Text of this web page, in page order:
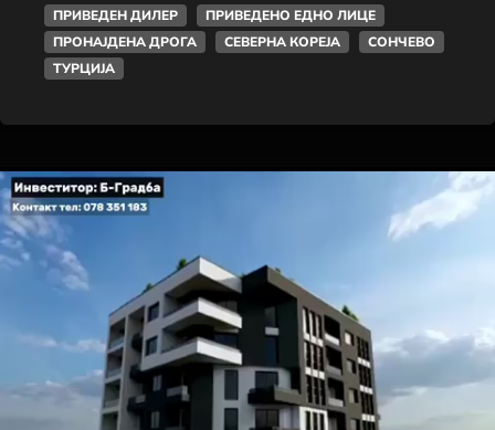
ПРИВЕДЕН ДИЛЕР
ПРИВЕДЕНО ЕДНО ЛИЦЕ
ПРОНАЈДЕНА ДРОГА
СЕВЕРНА КОРЕЈА
СОНЧЕВО
ТУРЦИЈА